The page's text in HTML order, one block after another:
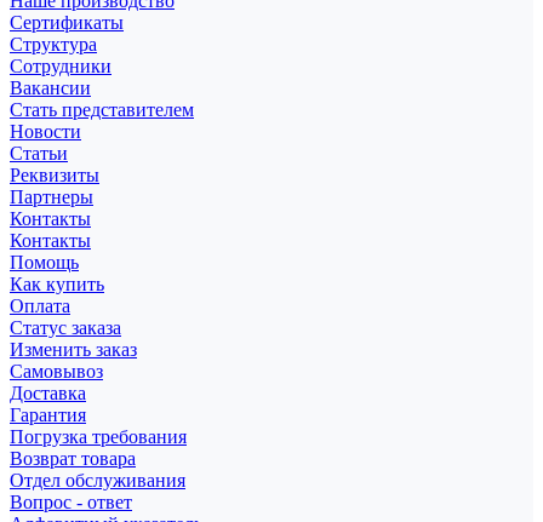
Сертификаты
Структура
Сотрудники
Вакансии
Стать представителем
Новости
Статьи
Реквизиты
Партнеры
Контакты
Контакты
Помощь
Как купить
Оплата
Статус заказа
Изменить заказ
Самовывоз
Доставка
Гарантия
Погрузка требования
Возврат товара
Отдел обслуживания
Вопрос - ответ